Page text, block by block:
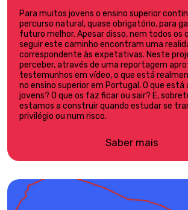
Para muitos jovens o ensino superior
percurso natural, quase obrigatório, para
futuro melhor. Apesar disso, nem todos os
seguir este caminho encontram uma
correspondente às expetativas. Neste
perceber, através de uma reportagem
testemunhos em vídeo, o que está
no ensino superior em Portugal. O que
jovens? O que os faz ficar ou sair? E,
estamos a construir quando estudar se
privilégio ou num risco.
Saber mais